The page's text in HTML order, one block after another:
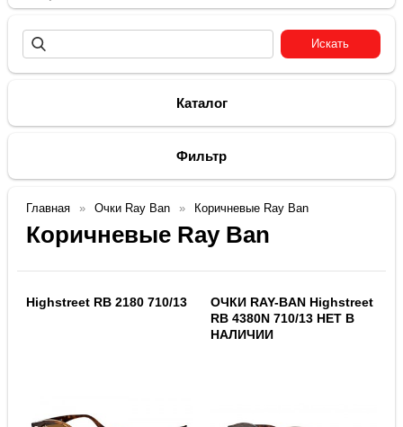
Каталог
Фильтр
Главная Очки Ray Ban Коричневые Ray Ban
Коричневые Ray Ban
Highstreet RB 2180 710/13
ОЧКИ RAY-BAN Highstreet
RB 4380N 710/13 НЕТ В
НАЛИЧИИ